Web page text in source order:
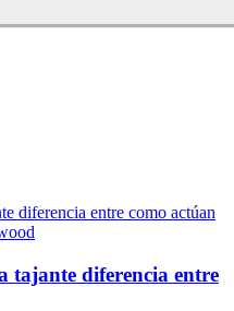
tajante diferencia entre